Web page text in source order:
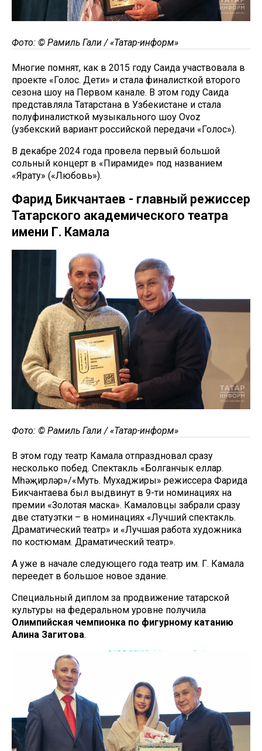
Фото: © Рамиль Гали / «Татар-информ»
Многие помнят, как в 2015 году Саида участвовала в
проекте «Голос. Дети» и стала финалисткой второго
сезона шоу на Первом канале. В этом году Саида
представляла Татарстана в Узбекистане и стала
полуфиналисткой музыкального шоу Ovoz
(узбекский вариант российской передачи «Голос»).
В декабре 2024 года провела первый большой
сольный концерт в «Пирамиде» под названием
«Ярату» («Любовь»).
Фарид Бикчантаев - главный режиссер
Татарского академического театра
имени Г. Камала
Фото: © Рамиль Гали / «Татар-информ»
В этом году театр Камала отпраздновал сразу
несколько побед. Спектакль «Болганчык еллар.
Мөһәҗирләр»/«Муть. Мухаджиры» режиссера Фарида
Бикчантаева был выдвинут в 9-ти номинациях на
премии «Золотая маска». Камаловцы забрали сразу
две статуэтки – в номинациях «Лучший спектакль.
Драматический театр» и «Лучшая работа художника
по костюмам. Драматический театр».
А уже в начале следующего года театр им. Г. Камала
переедет в большое новое здание.
Специальный диплом за продвижение татарской
культуры на федеральном уровне получила
Олимпийская чемпионка по фигурному катанию
Алина Загитова.